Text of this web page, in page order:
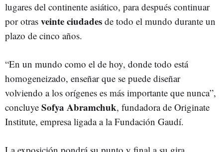
lugares del continente asiático, para después continuar
por otras veinte ciudades de todo el mundo durante un
plazo de cinco años.
“En un mundo como el de hoy, donde todo está
homogeneizado, enseñar que se puede diseñar
volviendo a los orígenes es más importante que nunca”,
concluye Sofya Abramchuk, fundadora de Originate
Institute, empresa ligada a la Fundación Gaudí.